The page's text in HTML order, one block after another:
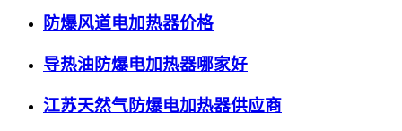
防爆风道电加热器价格
导热油防爆电加热器哪家好
江苏天然气防爆电加热器供应商